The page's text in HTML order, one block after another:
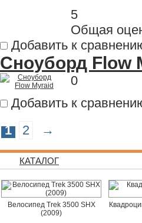
5
Общая
Добавить к
Сноуборд Flow
0
Добавить к
1
2 →
КАТАЛОГ
Велосипед Trek 3500 SHX
(2009)